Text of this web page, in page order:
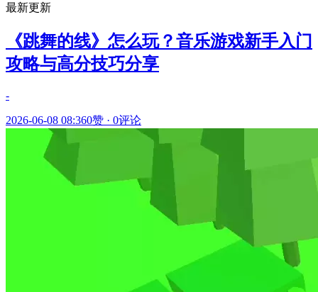
最新更新
《跳舞的线》怎么玩？音乐游戏新手入门
攻略与高分技巧分享
-
2026-06-08 08:360赞 · 0评论